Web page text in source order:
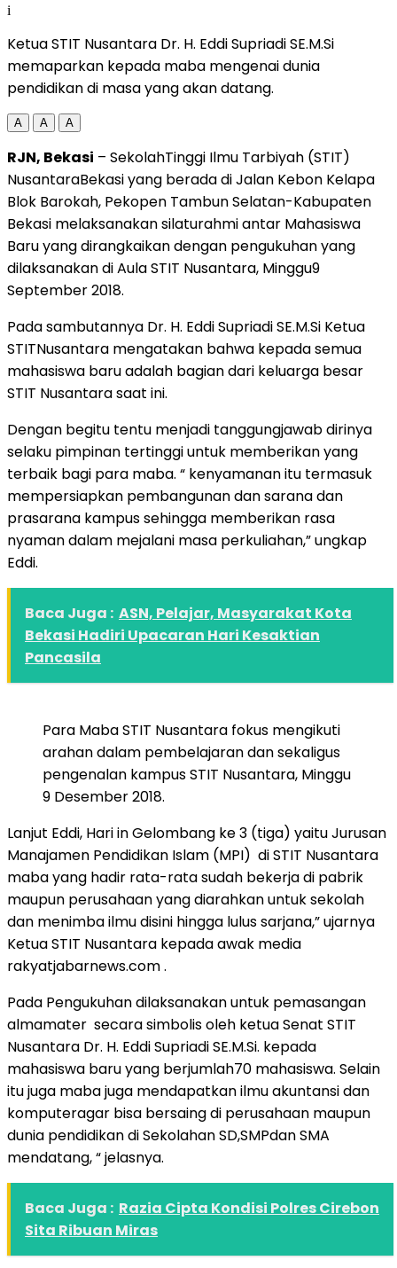
i
Ketua STIT Nusantara Dr. H. Eddi Supriadi SE.M.Si
memaparkan kepada maba mengenai dunia
pendidikan di masa yang akan datang.
A A A
RJN, Bekasi – SekolahTinggi Ilmu Tarbiyah (STIT)
NusantaraBekasi yang berada di Jalan Kebon Kelapa
Blok Barokah, Pekopen Tambun Selatan-Kabupaten
Bekasi melaksanakan silaturahmi antar Mahasiswa
Baru yang dirangkaikan dengan pengukuhan yang
dilaksanakan di Aula STIT Nusantara, Minggu9
September 2018.
Pada sambutannya Dr. H. Eddi Supriadi SE.M.Si Ketua
STITNusantara mengatakan bahwa kepada semua
mahasiswa baru adalah bagian dari keluarga besar
STIT Nusantara saat ini.
Dengan begitu tentu menjadi tanggungjawab dirinya
selaku pimpinan tertinggi untuk memberikan yang
terbaik bagi para maba. “ kenyamanan itu termasuk
mempersiapkan pembangunan dan sarana dan
prasarana kampus sehingga memberikan rasa
nyaman dalam mejalani masa perkuliahan,” ungkap
Eddi.
Baca Juga : ASN, Pelajar, Masyarakat Kota
Bekasi Hadiri Upacaran Hari Kesaktian
Pancasila
Para Maba STIT Nusantara fokus mengikuti
arahan dalam pembelajaran dan sekaligus
pengenalan kampus STIT Nusantara, Minggu
9 Desember 2018.
Lanjut Eddi, Hari in Gelombang ke 3 (tiga) yaitu Jurusan
Manajamen Pendidikan Islam (MPI) di STIT Nusantara
maba yang hadir rata-rata sudah bekerja di pabrik
maupun perusahaan yang diarahkan untuk sekolah
dan menimba ilmu disini hingga lulus sarjana,” ujarnya
Ketua STIT Nusantara kepada awak media
rakyatjabarnews.com .
Pada Pengukuhan dilaksanakan untuk pemasangan
almamater secara simbolis oleh ketua Senat STIT
Nusantara Dr. H. Eddi Supriadi SE.M.Si. kepada
mahasiswa baru yang berjumlah70 mahasiswa. Selain
itu juga maba juga mendapatkan ilmu akuntansi dan
komputeragar bisa bersaing di perusahaan maupun
dunia pendidikan di Sekolahan SD,SMPdan SMA
mendatang, “ jelasnya.
Baca Juga : Razia Cipta Kondisi Polres Cirebon
Sita Ribuan Miras